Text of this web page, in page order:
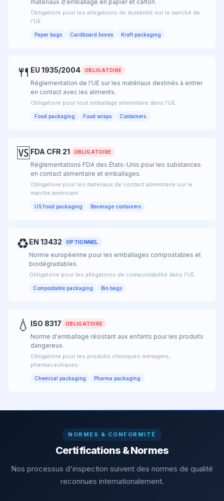
matériaux d'emballage en papier et carton.
Obligatoire pour les allégations de durabilité sur le marché de
l'UE.
Paper bags Cardboard boxes Kraft packaging
🍴 EU 1935/2004 OBLIGATOIRE
Réglementation de l'UE sur les matériaux destinés à entrer
en contact avec les aliments.
Obligatoire pour tout emballage alimentaire dans l'UE.
Food packaging Food wraps Containers
🆚 FDA CFR 21 OBLIGATOIRE
Réglementations FDA des États-Unis pour les substances
en contact alimentaire et emballages.
Obligatoire pour les matériaux de contact alimentaire sur le
marché américain.
US food packaging Beverage containers
♻EN 13432 OPTIONNEL
Norme européenne pour les emballages compostables et
biodégradables.
Obligatoire pour les allégations de compostabilité dans l'UE.
Compostable packaging Bio bags
💧 ISO 8317 OBLIGATOIRE
Norme d'emballage résistant aux enfants pour les produits
dangereux.
Obligatoire pour les produits chimiques ménagers,
pharmaceutiques.
Chemical packaging Pharma packaging
NORMES & CONFORMITÉ
Certifications & Normes
Nos processus d'inspection suivent des normes de qualité
reconnues internationalement.